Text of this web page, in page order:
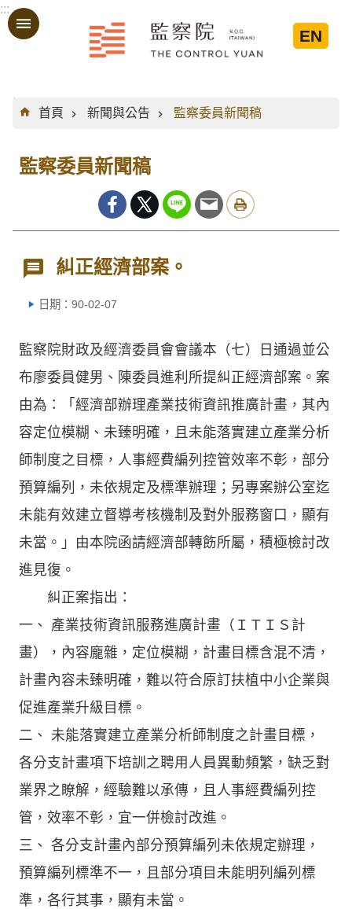
跳到主要內容區塊
:::
EN
:::
首頁
新聞與公告 監察委員新聞稿
監察委員新聞稿
糾正經濟部案。
日期：90-02-07
監察院財政及經濟委員會會議本（七）日通過並公
布廖委員健男、陳委員進利所提糾正經濟部案。案
由為：「經濟部辦理產業技術資訊推廣計畫，其內
容定位模糊、未臻明確，且未能落實建立產業分析
師制度之目標，人事經費編列控管效率不彰，部分
預算編列，未依規定及標準辦理；另專案辦公室迄
未能有效建立督導考核機制及對外服務窗口，顯有
未當。」由本院函請經濟部轉飭所屬，積極檢討改
進見復。
糾正案指出：
一、 產業技術資訊服務進廣計畫（ＩＴＩＳ計
畫），內容龐雜，定位模糊，計畫目標含混不清，
計畫內容未臻明確，難以符合原訂扶植中小企業與
促進產業升級目標。
二、 未能落實建立產業分析師制度之計畫目標，
各分支計畫項下培訓之聘用人員異動頻繁，缺乏對
業界之瞭解，經驗難以承傳，且人事經費編列控
管，效率不彰，宜一併檢討改進。
三、 各分支計畫內部分預算編列未依規定辦理，
預算編列標準不一，且部分項目未能明列編列標
準，各行其事，顯有未當。